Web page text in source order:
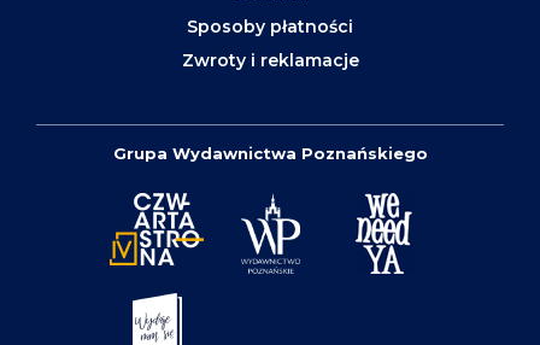
Sposoby płatności
Zwroty i reklamacje
Grupa Wydawnictwa Poznańskiego